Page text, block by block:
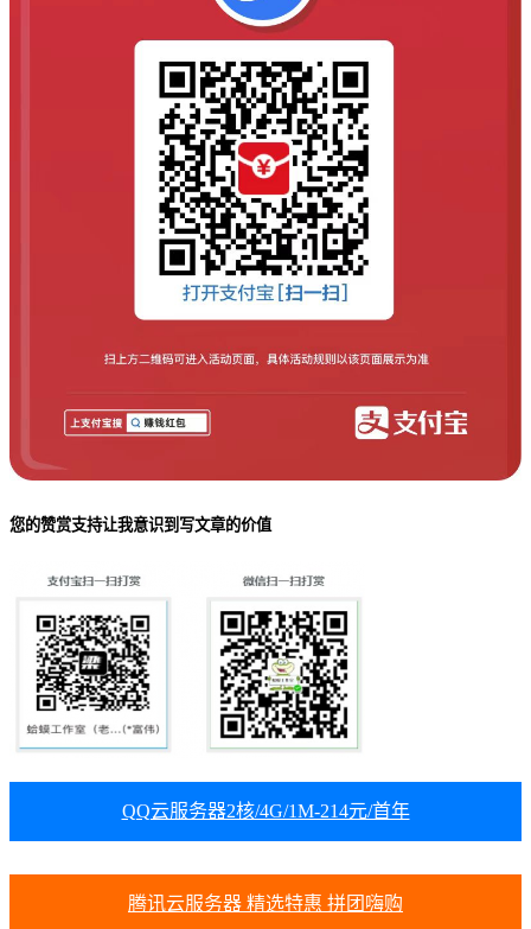
您的赞赏支持让我意识到写文章的价值
QQ云服务器2核/4G/1M-214元/首年
腾讯云服务器 精选特惠 拼团嗨购